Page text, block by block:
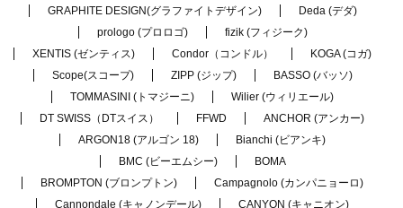
GRAPHITE DESIGN(グラファイトデザイン)
Deda (デダ)
prologo (プロロゴ)
fizik (フィジーク)
XENTIS (ゼンティス)
Condor（コンドル）
KOGA (コガ)
Scope(スコープ)
ZIPP (ジップ)
BASSO (バッソ)
TOMMASINI (トマジーニ)
Wilier (ウィリエール)
DT SWISS（DTスイス）
FFWD
ANCHOR (アンカー)
ARGON18 (アルゴン 18)
Bianchi (ビアンキ)
BMC (ビーエムシー)
BOMA
BROMPTON (ブロンプトン)
Campagnolo (カンパニョーロ)
Cannondale (キャノンデール)
CANYON (キャニオン)